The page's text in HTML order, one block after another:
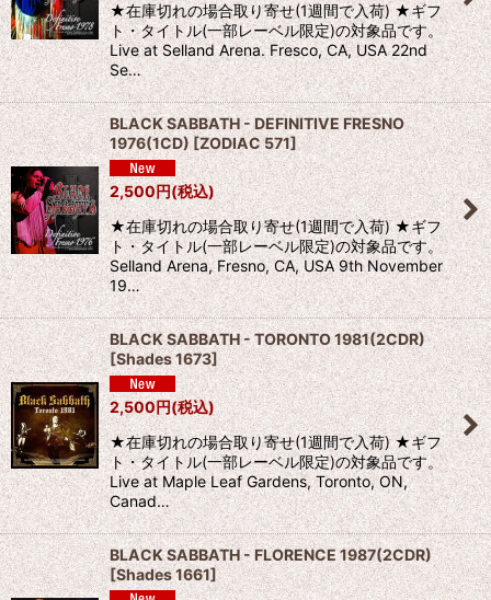
★在庫切れの場合取り寄せ(1週間で入荷) ★ギフ
ト・タイトル(一部レーベル限定)の対象品です。
Live at Selland Arena. Fresco, CA, USA 22nd
Se…
BLACK SABBATH - DEFINITIVE FRESNO
1976(1CD)[ZODIAC 571]
2,500円(税込)
★在庫切れの場合取り寄せ(1週間で入荷) ★ギフ
ト・タイトル(一部レーベル限定)の対象品です。
Selland Arena, Fresno, CA, USA 9th November
19…
BLACK SABBATH - TORONTO 1981(2CDR)
[Shades 1673]
2,500円(税込)
★在庫切れの場合取り寄せ(1週間で入荷) ★ギフ
ト・タイトル(一部レーベル限定)の対象品です。
Live at Maple Leaf Gardens, Toronto, ON,
Canad…
BLACK SABBATH - FLORENCE 1987(2CDR)
[Shades 1661]